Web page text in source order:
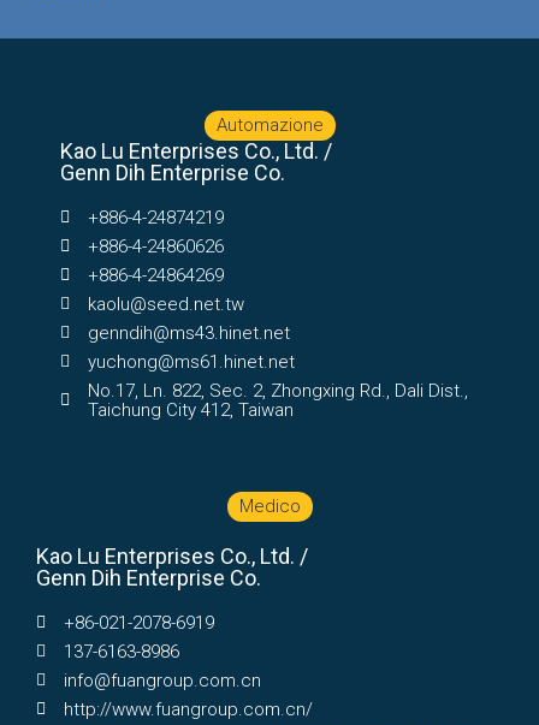
Automazione
Kao Lu Enterprises Co., Ltd. /
Genn Dih Enterprise Co.
+886-4-24874219
+886-4-24860626
+886-4-24864269
kaolu@seed.net.tw
genndih@ms43.hinet.net
yuchong@ms61.hinet.net
No.17, Ln. 822, Sec. 2, Zhongxing Rd., Dali Dist.,
Taichung City 412, Taiwan
Medico
Kao Lu Enterprises Co., Ltd. /
Genn Dih Enterprise Co.
+86-021-2078-6919
137-6163-8986
info@fuangroup.com.cn
http://www.fuangroup.com.cn/